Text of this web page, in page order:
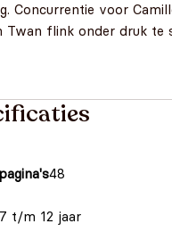
Concurrentie voor
Twan flink onder druk te
48
7 t/m 12 jaar